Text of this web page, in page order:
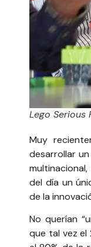
Lego Serious
Muy
desarrollar
del día un
de la
No querían
que tal vez el